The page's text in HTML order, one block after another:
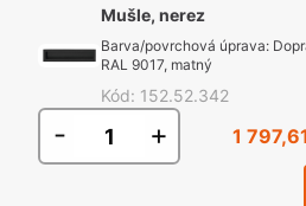
Mušle, nerez
Barva/povrchová úprava:
RAL 9017, matný
Kód: 152.52.342
- + 1